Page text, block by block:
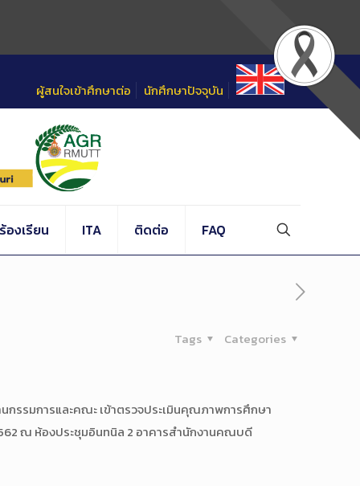
ผู้สนใจเข้าศึกษาต่อ นักศึกษาปัจจุบัน
องเรียน ITA ติดต่อ FAQ
Categories
Tags
รมการและคณะ เข้าตรวจประเมินคุณภาพการศึกษา
ณ ห้องประชุมอินทนิล 2 อาคารสำนักงานคณบดี